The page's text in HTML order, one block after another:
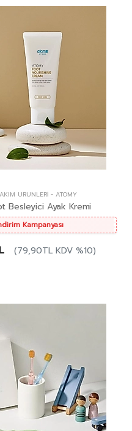
ÜRÜNLERI - ATOMY
Besleyici Ayak Kremi
Kampanyası
(79,90TL KDV %10)